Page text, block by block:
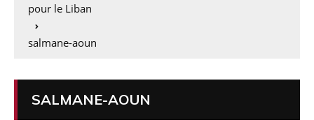
pour le Liban
salmane-aoun
SALMANE-AOUN